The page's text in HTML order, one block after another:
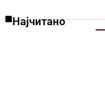
Најчитано